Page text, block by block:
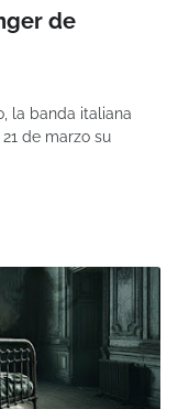
de
la banda italiana
de marzo su